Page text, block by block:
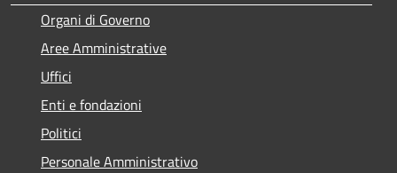
Organi di Governo
Aree Amministrative
Uffici
Enti e fondazioni
Politici
Personale Amministrativo